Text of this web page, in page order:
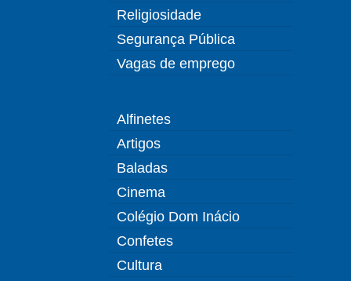
Religiosidade
Segurança Pública
Vagas de emprego
Alfinetes
Artigos
Baladas
Cinema
Colégio Dom Inácio
Confetes
Cultura